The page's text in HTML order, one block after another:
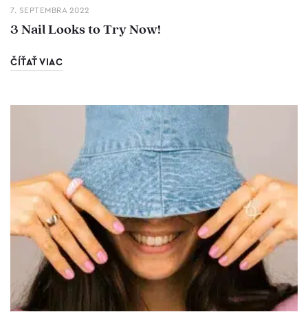
7. SEPTEMBRA 2022
3 Nail Looks to Try Now!
ČÍŤAŤ VIAC